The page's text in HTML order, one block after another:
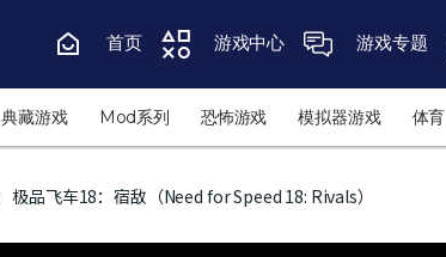
首页 游戏中心 游戏专题
典藏游戏 Mod系列 恐怖游戏 模拟器游戏 体育
极品飞车18：宿敌（Need for Speed 18: Rivals）